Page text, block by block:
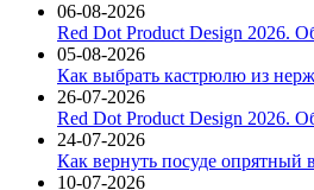
06-08-2026
Red Dot Product Design 2026.
05-08-2026
Как выбрать кастрюлю из
26-07-2026
Red Dot Product Design 2026.
24-07-2026
Как вернуть посуде опрятный
10-07-2026